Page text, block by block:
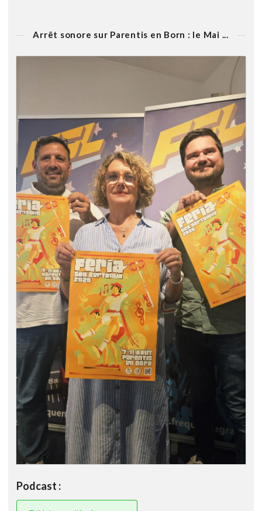
Arrêt sonore sur Parentis en Born : le Mai ...
Podcast :